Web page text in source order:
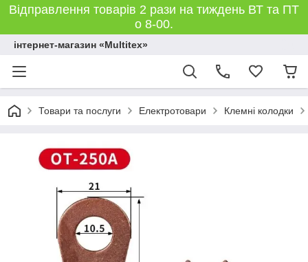
Відправлення товарів 2 рази на тиждень ВТ та ПТ
о 8-00.
інтернет-магазин «Multitex»
Товари та послуги Електротовари Клемні колодки